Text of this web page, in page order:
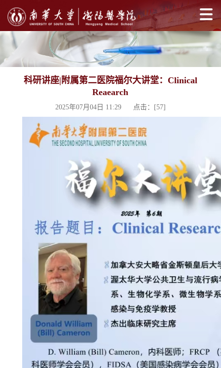
科研讲座|附属第二医院福尔大讲堂：Clinical
Reaearch
2025年07月04日 11:29 点击：[57]